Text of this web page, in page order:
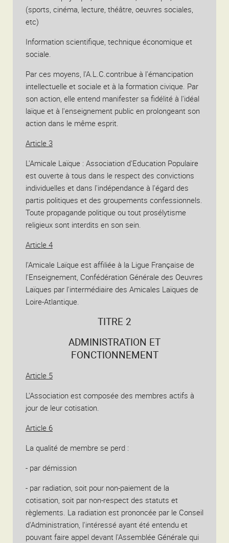
(sports, cinéma, lecture, théâtre, oeuvres sociales,
etc)
Information scientifique, technique économique et
sociale.
Par ces moyens, l'A.L.C.contribue à l'émancipation
intellectuelle et sociale et à la formation civique. Par
son action, elle entend manifester sa fidélité à l'idéal
laïque et à l'enseignement public en prolongeant son
action dans le même esprit.
Article 3
L'Amicale Laïque : Association d'Education Populaire
est ouverte à tous dans le respect des convictions
individuelles et dans l'indépendance à l'égard des
partis politiques et des groupements confessionnels.
Toute propagande politique ou tout prosélytisme
religieux sont interdits en son sein.
Article 4
l'Amicale Laïque est affiliée à la Ligue Française de
l'Enseignement, Confédération Générale des Oeuvres
Laïques par l'intermédiaire des Amicales Laïques de
Loire-Atlantique.
TITRE 2
ADMINISTRATION ET
FONCTIONNEMENT
Article 5
L'Association est composée des membres actifs à
jour de leur cotisation.
Article 6
La qualité de membre se perd :
- par démission
- par radiation, soit pour non-paiement de la
cotisation, soit par non-respect des statuts et
règlements. La radiation est prononcée par le Conseil
d'Administration, l'intéressé ayant été entendu et
pouvant faire appel devant l'Assemblée Générale qui